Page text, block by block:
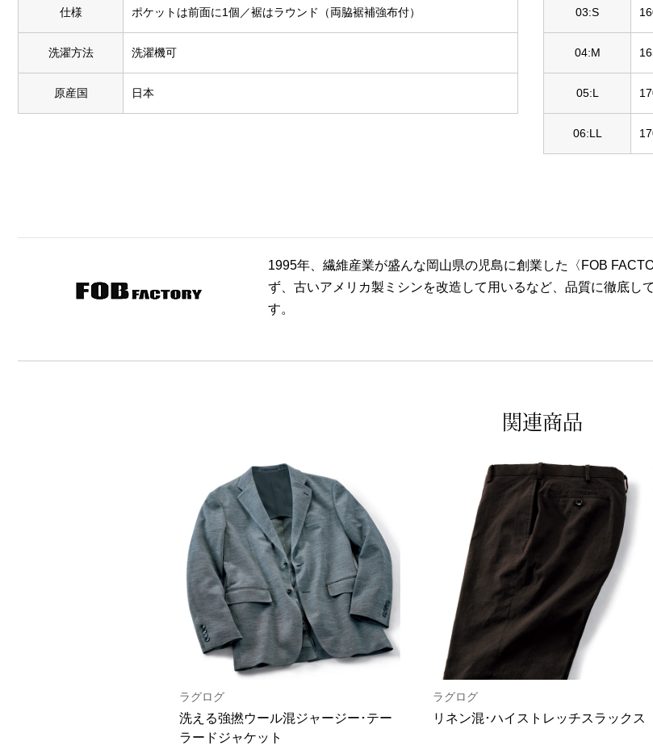
仕様 ポケットは前面に1個／裾はラウンド（両脇裾補強布付）
洗濯方法 洗濯機可
原産国 日本
03:S
04:M
05:L
06:LL
1995年、繊維産業が盛んな岡山県の児島に創業した〈FOB
ず、古いアメリカ製ミシンを改造して用いるなど、品質に徹底し
す。
関連商品
ラグログ
洗える強撚ウール混ジャージー･テー
ラードジャケット
ラグログ
リネン混･ハイストレッチスラックス